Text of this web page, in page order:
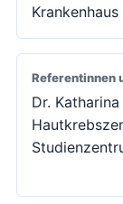
Referentinnen
Dr.